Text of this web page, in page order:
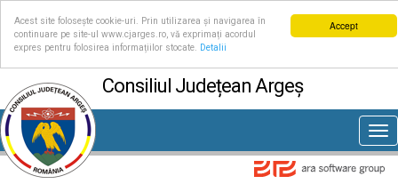
Accept
Acest site folosește cookie-uri. Prin utilizarea și navigarea în
continuare pe site-ul www.cjarges.ro, vă exprimați acordul
expres pentru folosirea informațiilor stocate.
Detalii
Consiliul Județean Argeș